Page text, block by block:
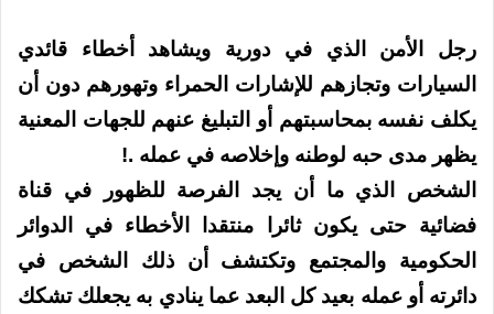
رجل الأمن الذي في دورية ويشاهد أخطاء قائدي
السيارات وتجازهم للإشارات الحمراء وتهورهم دون أن
يكلف نفسه بمحاسبتهم أو التبليغ عنهم للجهات المعنية
يظهر مدى حبه لوطنه وإخلاصه في عمله .!
الشخص الذي ما أن يجد الفرصة للظهور في قناة
فضائية حتى يكون ثائرا منتقدا الأخطاء في الدوائر
الحكومية والمجتمع وتكتشف أن ذلك الشخص في
دائرته أو عمله بعيد كل البعد عما ينادي به يجعلك تشكك